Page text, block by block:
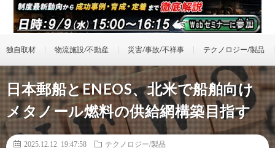
独自取材 物流施設/不動産 災害/事故/不祥事 テクノロジー/製品
日本郵船とENEOS、北米で船舶向け
メタノール燃料の供給網構築目指す
2025.12.12 19:47:58
テクノロジー/製品